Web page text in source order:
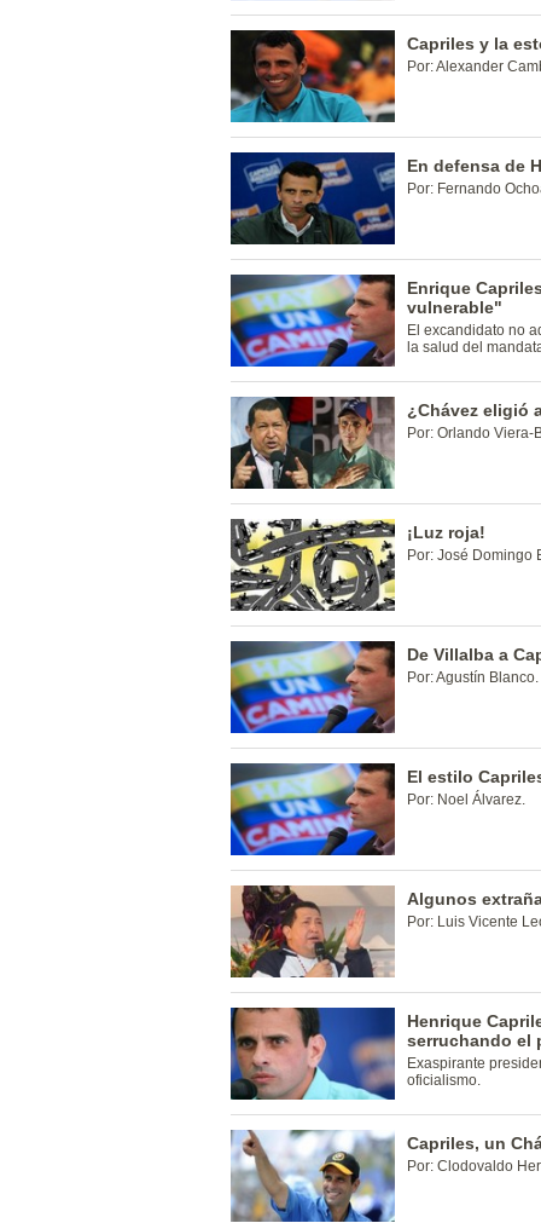
Capriles y la
Por: Alexander
En defensa de
Por: Fernando
Enrique
vulnerable"
El excandidato no
la salud del
¿Chávez eligió
Por: Orlando Viera-
¡Luz roja!
Por: José Domingo
De Villalba a
Por: Agustín Blanco.
El estilo
Por: Noel Álvarez.
Algunos
Por: Luis Vicente
Henrique
serruchando el
Exaspirante
oficialismo.
Capriles, un
Por: Clodovaldo